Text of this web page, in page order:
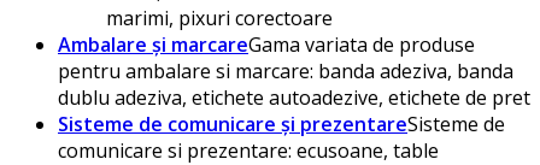
marimi, pixuri corectoare
Ambalare și marcareGama variata de produse
pentru ambalare si marcare: banda adeziva, banda
dublu adeziva, etichete autoadezive, etichete de pret
Sisteme de comunicare și prezentareSisteme de
comunicare si prezentare: ecusoane, table